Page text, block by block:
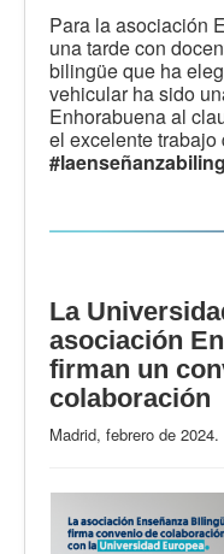
Para la asociación
una tarde con
bilingüe que ha
vehicular ha sido
Enhorabuena al
el excelente
La
asociación
firman un
colaboración
Madrid, febrero de 2024.